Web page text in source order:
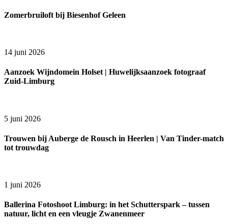
Zomerbruiloft bij Biesenhof Geleen
14 juni 2026
Aanzoek Wijndomein Holset | Huwelijksaanzoek fotograaf
Zuid-Limburg
5 juni 2026
Trouwen bij Auberge de Rousch in Heerlen | Van Tinder-match
tot trouwdag
1 juni 2026
Ballerina Fotoshoot Limburg: in het Schutterspark – tussen
natuur, licht en een vleugje Zwanenmeer